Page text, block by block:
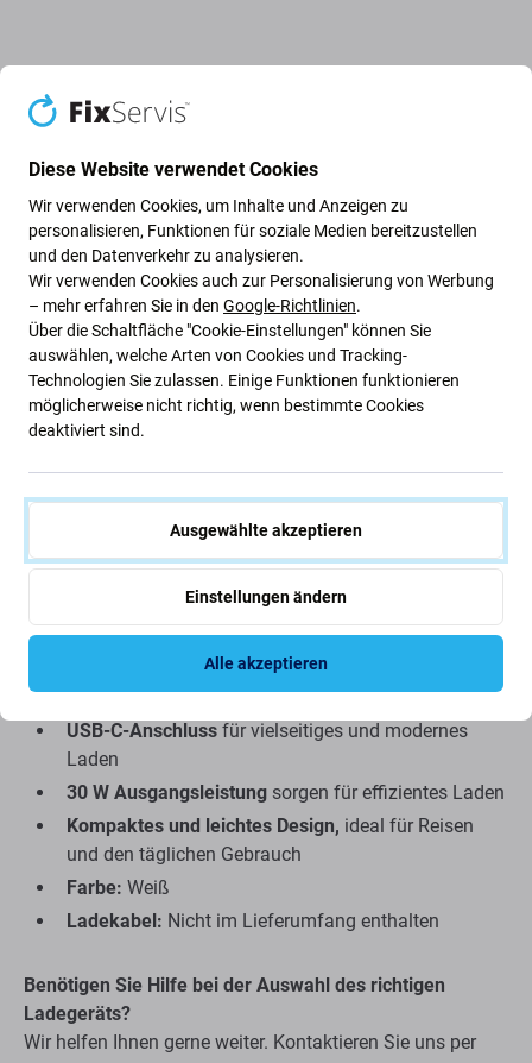
30-W-USB-C-Ladeadapter |
Kompatibel mit Apple-Geräten
Dieser30-W-USB-C-Ladeadapter versorgt Apple-Geräte
zu Hause, im Büro oder unterwegs schnell und
zuverlässig mit Strom. Dank seiner kompakten Größe
lässt er sich leicht transportieren, während der USB-C-
Apple-Geräten gewährleistet.
Es handelt sich um einen hochwertigen
Apple-Originalteil MY1W2ZM/A
Leistung und Ladeeffizienz.
USB-C-Anschluss für vielseitiges und modernes
Laden
30 W Ausgangsleistung sorgen für effizientes Laden
Kompaktes und leichtes Design, ideal für Reisen
und den täglichen Gebrauch
Farbe: Weiß
Ladekabel: Nicht im Lieferumfang enthalten
Benötigen Sie Hilfe bei der Auswahl des richtigen
Ladegeräts?
Wir helfen Ihnen gerne weiter. Kontaktieren Sie uns per
Diese Website verwendet Cookies
Wir verwenden Cookies, um Inhalte und Anzeigen zu
personalisieren, Funktionen für soziale Medien bereitzustellen
und den Datenverkehr zu analysieren.
Wir verwenden Cookies auch zur Personalisierung von Werbung
– mehr erfahren Sie in den Google-Richtlinien.
Über die Schaltfläche "Cookie-Einstellungen" können Sie
auswählen, welche Arten von Cookies und Tracking-
Technologien Sie zulassen. Einige Funktionen funktionieren
möglicherweise nicht richtig, wenn bestimmte Cookies
deaktiviert sind.
Ausgewählte akzeptieren
Einstellungen ändern
Alle akzeptieren